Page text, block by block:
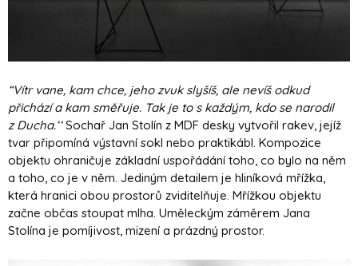
“Vítr vane, kam chce, jeho zvuk slyšíš, ale nevíš odkud
přichází a kam směřuje. Tak je to s každým, kdo se narodil
z Ducha.‘‘Sochař Jan Stolín z MDF desky vytvořil rakev, jejíž
tvar připomíná výstavní sokl nebo praktikábl. Kompozice
objektu ohraničuje základní uspořádání toho, co bylo na něm
a toho, co je v něm. Jediným detailem je hliníková mřížka,
která hranici obou prostorů zviditelňuje. Mřížkou objektu
začne občas stoupat mlha. Uměleckým záměrem Jana
Stolína je pomíjivost, mizení a prázdný prostor.